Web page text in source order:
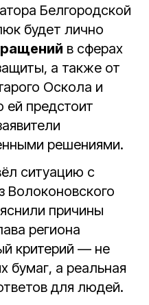
Белгородской
будет лично
в сферах
а также от
Оскола и
ей предстоит
решениями.
ситуацию с
Волоконовского
причины
региона
критерий — не
бумаг, а реальная
для людей.